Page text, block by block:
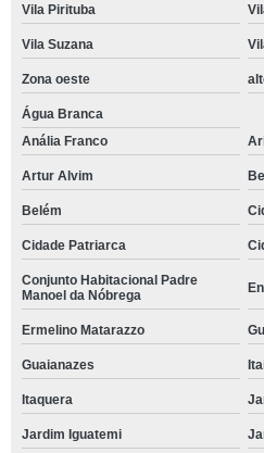
Vila Pirituba
Vila Suzana
Zona oeste
Água Branca
Anália Franco
Artur Alvim
Belém
Cidade Patriarca
Conjunto Habitacional Padre
Manoel da Nóbrega
Ermelino Matarazzo
Guaianazes
Itaquera
Jardim Iguatemi